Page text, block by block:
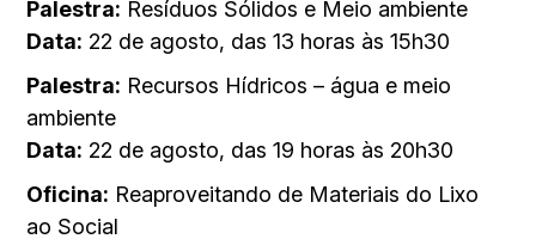
Palestra: Resíduos Sólidos e Meio ambiente
Data: 22 de agosto, das 13 horas às 15h30
Palestra: Recursos Hídricos – água e meio
ambiente
Data: 22 de agosto, das 19 horas às 20h30
Oficina: Reaproveitando de Materiais do Lixo
ao Social